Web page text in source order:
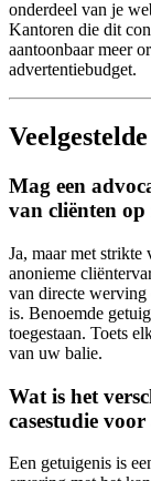
onderdeel van je
Kantoren die dit
aantoonbaar meer
advertentiebudget.
Mag een
van cliënten op
Ja, maar met
anonieme
van directe werving
is. Benoemde
toegestaan. Toets
van uw balie.
Wat is het
casestudie
Een getuigenis is